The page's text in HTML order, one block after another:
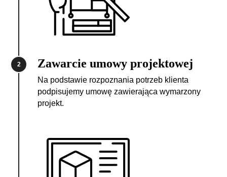
2 Zawarcie umowy projektowej
Na podstawie rozpoznania potrzeb klienta
podpisujemy umowę zawierająca wymarzony
projekt.